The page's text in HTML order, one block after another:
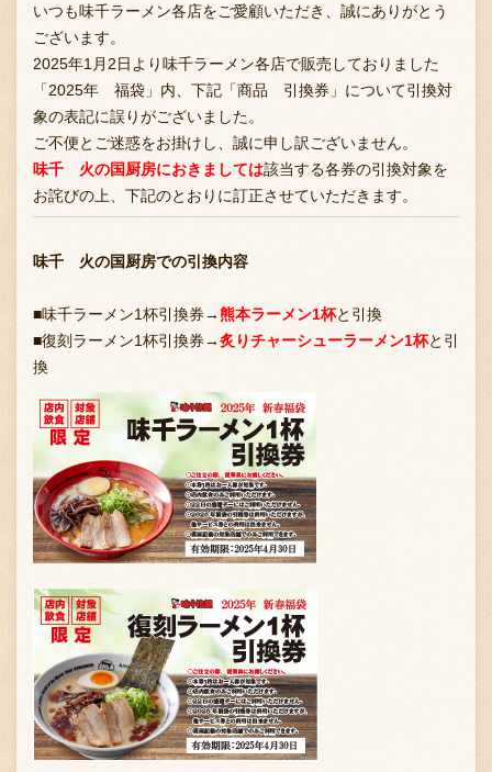
いつも味千ラーメン各店をご愛顧いただき、誠にありがとう
ございます。
2025年1月2日より味千ラーメン各店で販売しておりました
「2025年 福袋」内、下記「商品 引換券」について引換対
象の表記に誤りがございました。
ご不便とご迷惑をお掛けし、誠に申し訳ございません。
味千 火の国厨房におきましては該当する各券の引換対象を
お詫びの上、下記のとおりに訂正させていただきます。
味千 火の国厨房での引換内容
■味千ラーメン1杯引換券→熊本ラーメン1杯と引換
■復刻ラーメン1杯引換券→炙りチャーシューラーメン1杯と引
換